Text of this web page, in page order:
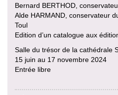
Bernard BERTHOD,
Alde HARMAND, conservateur
Toul
Edition d’un catalogue aux
Salle du trésor de la cathédrale
15 juin au 17 novembre 2024
Entrée libre